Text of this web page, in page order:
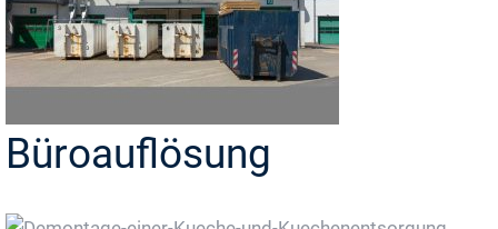
Büroauflösung